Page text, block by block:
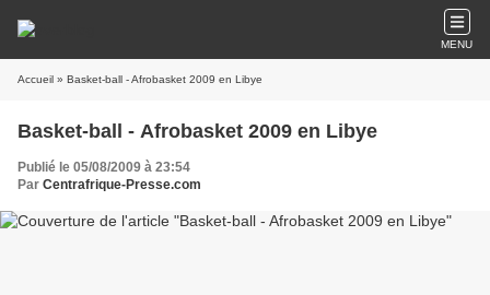
MENU
Accueil » Basket-ball - Afrobasket 2009 en Libye
Basket-ball - Afrobasket 2009 en Libye
Publié le 05/08/2009 à 23:54
Par Centrafrique-Presse.com